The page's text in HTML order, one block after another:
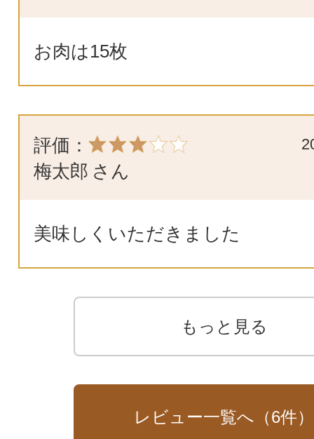
お肉は15枚
評価：
梅太郎 さん
美味しくいただきました
もっと見る
レビュー一覧へ（6件）